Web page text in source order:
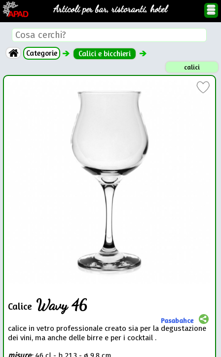
Articoli per bar, ristoranti, hotel
Categorie Calici e bicchieri
calici
Calice Wavy 46
Pasabahce
calice in vetro professionale creato sia per la degustazione
dei vini, ma anche delle birre e per i cocktail .